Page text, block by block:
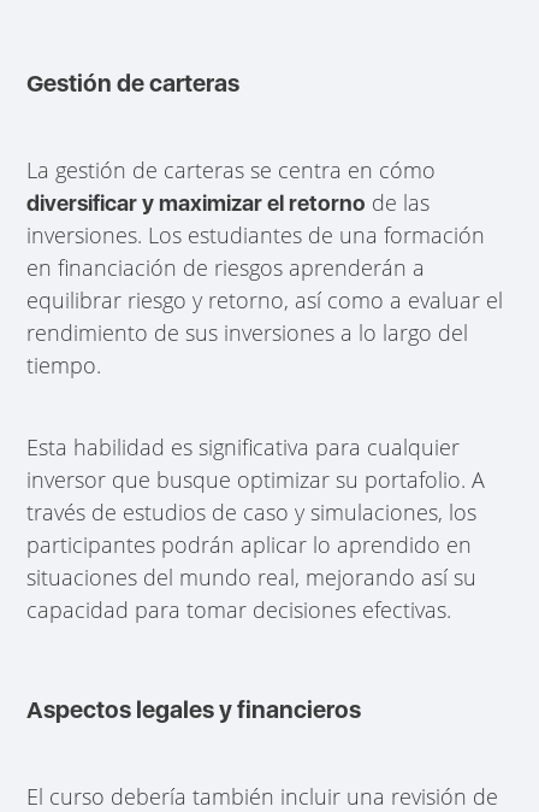
Gestión de carteras
La gestión de carteras se centra en cómo
diversificar y maximizar el retorno de las
inversiones. Los estudiantes de una formación
en financiación de riesgos aprenderán a
equilibrar riesgo y retorno, así como a evaluar el
rendimiento de sus inversiones a lo largo del
tiempo.
Esta habilidad es significativa para cualquier
inversor que busque optimizar su portafolio. A
través de estudios de caso y simulaciones, los
participantes podrán aplicar lo aprendido en
situaciones del mundo real, mejorando así su
capacidad para tomar decisiones efectivas.
Aspectos legales y financieros
El curso debería también incluir una revisión de